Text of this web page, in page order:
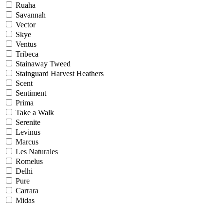
Ruaha
Savannah
Vector
Skye
Ventus
Tribeca
Stainaway Tweed
Stainguard Harvest Heathers
Scent
Sentiment
Prima
Take a Walk
Serenite
Levinus
Marcus
Les Naturales
Romelus
Delhi
Pure
Carrara
Midas